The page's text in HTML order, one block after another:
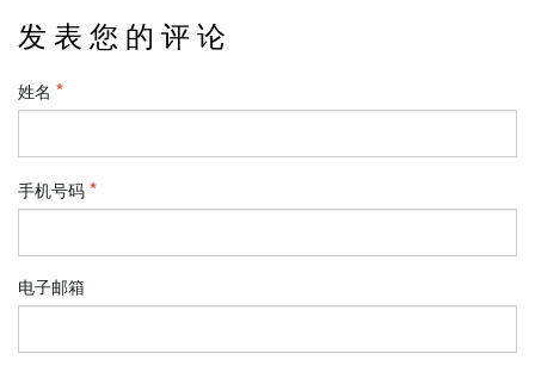
发 表 您 的 评 论
姓名
手机号码
电子邮箱